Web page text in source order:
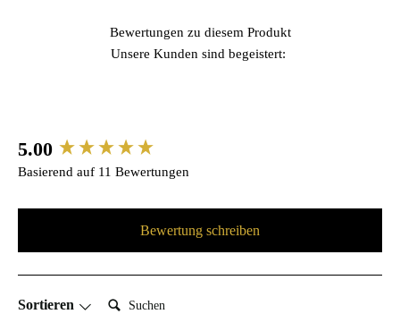
Bewertungen zu diesem Produkt
Unsere Kunden sind begeistert:
5.00
Basierend auf 11 Bewertungen
Bewertung schreiben
Sortieren Suchen:
New content loaded